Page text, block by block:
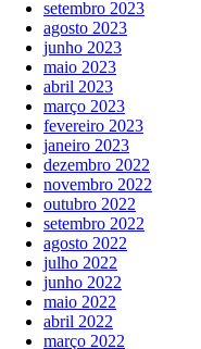
setembro 2023
agosto 2023
junho 2023
maio 2023
abril 2023
março 2023
fevereiro 2023
janeiro 2023
dezembro 2022
novembro 2022
outubro 2022
setembro 2022
agosto 2022
julho 2022
junho 2022
maio 2022
abril 2022
março 2022